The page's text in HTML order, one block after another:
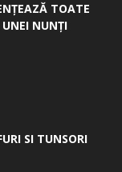
TOATE
UNEI NUNȚI
SI TUNSORI